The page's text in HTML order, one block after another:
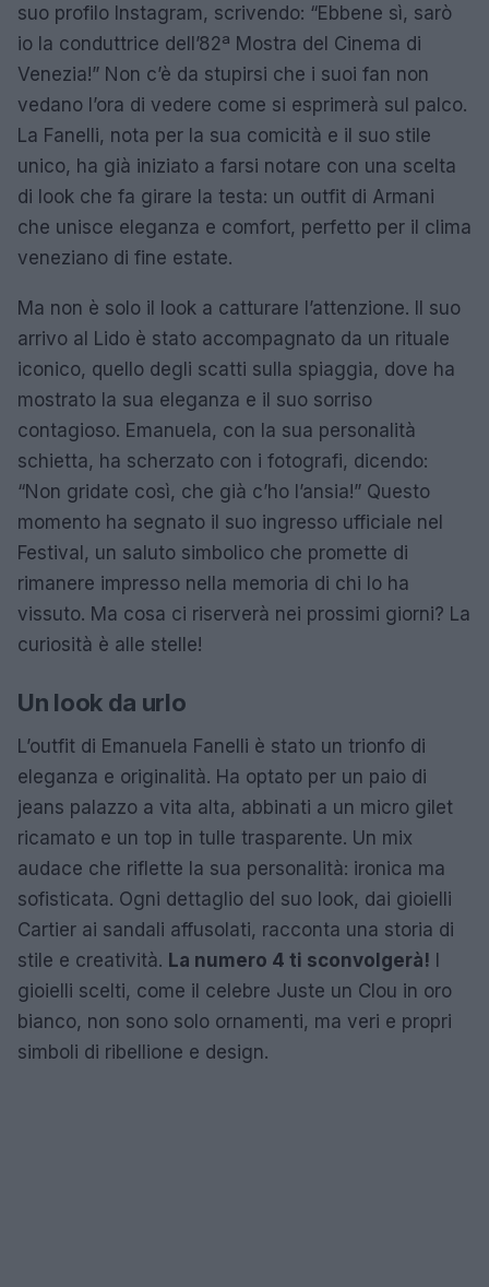
suo profilo Instagram, scrivendo: “Ebbene sì, sarò
io la conduttrice dell’82ª Mostra del Cinema di
Venezia!” Non c’è da stupirsi che i suoi fan non
vedano l’ora di vedere come si esprimerà sul palco.
La Fanelli, nota per la sua comicità e il suo stile
unico, ha già iniziato a farsi notare con una scelta
di look che fa girare la testa: un outfit di Armani
che unisce eleganza e comfort, perfetto per il clima
veneziano di fine estate.
Ma non è solo il look a catturare l’attenzione. Il suo
arrivo al Lido è stato accompagnato da un rituale
iconico, quello degli scatti sulla spiaggia, dove ha
mostrato la sua eleganza e il suo sorriso
contagioso. Emanuela, con la sua personalità
schietta, ha scherzato con i fotografi, dicendo:
“Non gridate così, che già c’ho l’ansia!” Questo
momento ha segnato il suo ingresso ufficiale nel
Festival, un saluto simbolico che promette di
rimanere impresso nella memoria di chi lo ha
vissuto. Ma cosa ci riserverà nei prossimi giorni? La
curiosità è alle stelle!
Un look da urlo
L’outfit di Emanuela Fanelli è stato un trionfo di
eleganza e originalità. Ha optato per un paio di
jeans palazzo a vita alta, abbinati a un micro gilet
ricamato e un top in tulle trasparente. Un mix
audace che riflette la sua personalità: ironica ma
sofisticata. Ogni dettaglio del suo look, dai gioielli
Cartier ai sandali affusolati, racconta una storia di
stile e creatività. La numero 4 ti sconvolgerà! I
gioielli scelti, come il celebre Juste un Clou in oro
bianco, non sono solo ornamenti, ma veri e propri
simboli di ribellione e design.